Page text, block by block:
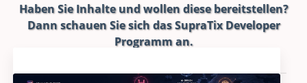
Haben Sie Inhalte und wollen diese bereitstellen?
Dann schauen Sie sich dasSupraTix Developer
Programman.